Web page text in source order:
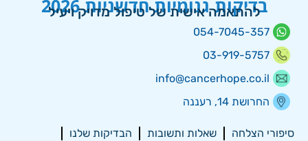
סיפורי הצלחה שאלות ותשובות
הבדיקות שלנו
054-7045-357
03-919-5757
info@cancerhope.co.il
החרושת 14, רעננה
בדיקות גנומיות חדשניות 2026
להתאמה אישית של טיפול מדויק ויעיל